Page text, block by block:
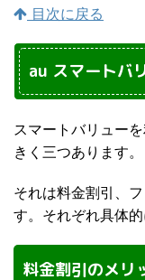
目次に戻る
au スマートバ
スマートバリュー
きく三つあります。
それは料金割引、
す。それぞれ具体的
料金割引のメリ